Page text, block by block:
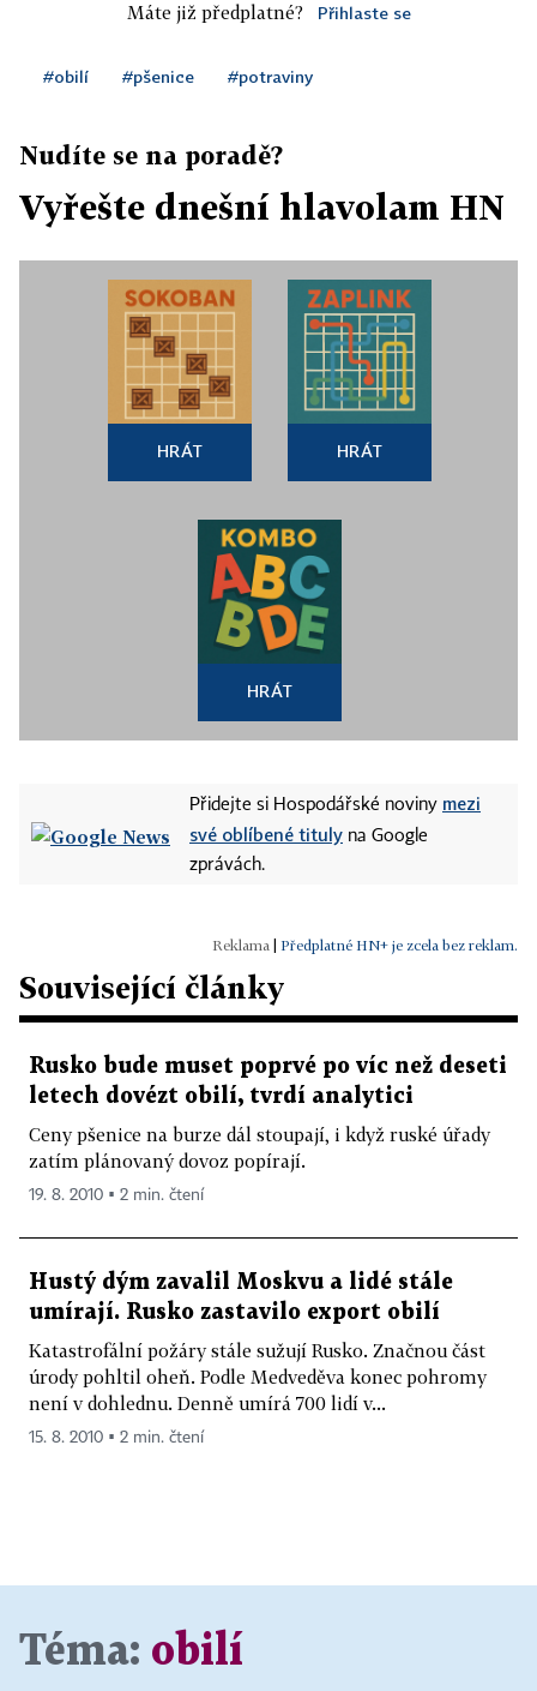
Máte již předplatné? Přihlaste se
#obilí #pšenice #potraviny
Nudíte se na poradě?
Vyřešte dnešní hlavolam HN
HRÁT HRÁT
HRÁT
Přidejte si Hospodářské noviny mezi
své oblíbené tituly na Google
zprávách.
Předplatné HN+ je zcela bez reklam.
Související články
Rusko bude muset poprvé po víc než deseti
letech dovézt obilí, tvrdí analytici
Ceny pšenice na burze dál stoupají, i když ruské úřady
zatím plánovaný dovoz popírají.
19. 8. 2010 ▪ 2 min. čtení
Hustý dým zavalil Moskvu a lidé stále
umírají. Rusko zastavilo export obilí
Katastrofální požáry stále sužují Rusko. Značnou část
úrody pohltil oheň. Podle Medveděva konec pohromy
není v dohlednu. Denně umírá 700 lidí v...
15. 8. 2010 ▪ 2 min. čtení
Téma: obilí